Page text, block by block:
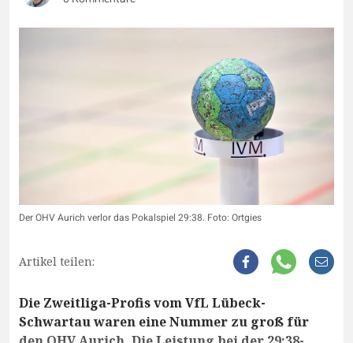
Der OHV Aurich verlor das Pokalspiel 29:38. Foto: Ortgies
Artikel teilen:
Die Zweitliga-Profis vom VfL Lübeck-
Schwartau waren eine Nummer zu groß für